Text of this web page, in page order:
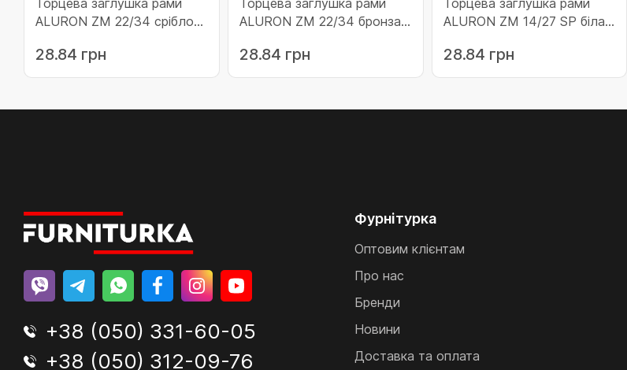
Торцева заглушка рами
ALURON ZM 22/34 срібло
28.84 грн
Торцева заглушка рами
ALURON ZM 22/34 бронза
28.84 грн
Торцева заглушка рами
ALURON ZM 14/27 SP біла
28.84 грн
+38 (050) 331-60-05
+38 (050) 312-09-76
Фурнітурка
Оптовим клієнтам
Про нас
Бренди
Новини
Доставка та оплата